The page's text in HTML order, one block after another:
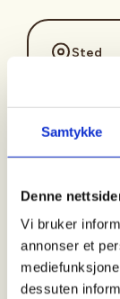
Samtykke
Denne
Vi bruker
annonser et
dessuten
Sted
Tid
Kl. 08.00